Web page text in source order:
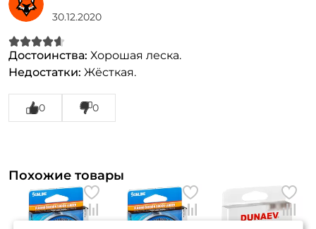
30.12.2020
Достоинства: Хорошая леска.
Недостатки: Жёсткая.
0 0
Похожие товары